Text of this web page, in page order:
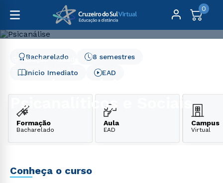
0
Graduação
Saúde
Estudos Teóricos Psicanalíticos e Sociais
Psicanalíticos e Sociais
Início Imediato
8 semestres
Bacharelado
EAD
Formação
Bacharelado
Aula
EAD
Campus
Virtual
Conheça o curso